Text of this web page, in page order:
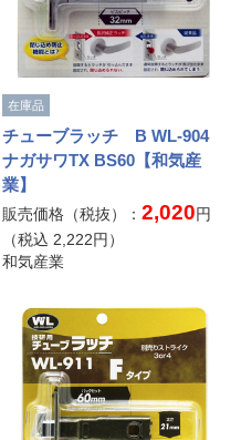
在庫品
チューブラッチ B WL-904
ナガサワTX BS60【和気産
業】
販売価格（税抜）：2,020円
（税込 2,222円）
和気産業